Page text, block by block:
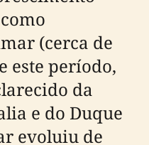
(cerca de
este período,
da
e do Duque
evoluiu de